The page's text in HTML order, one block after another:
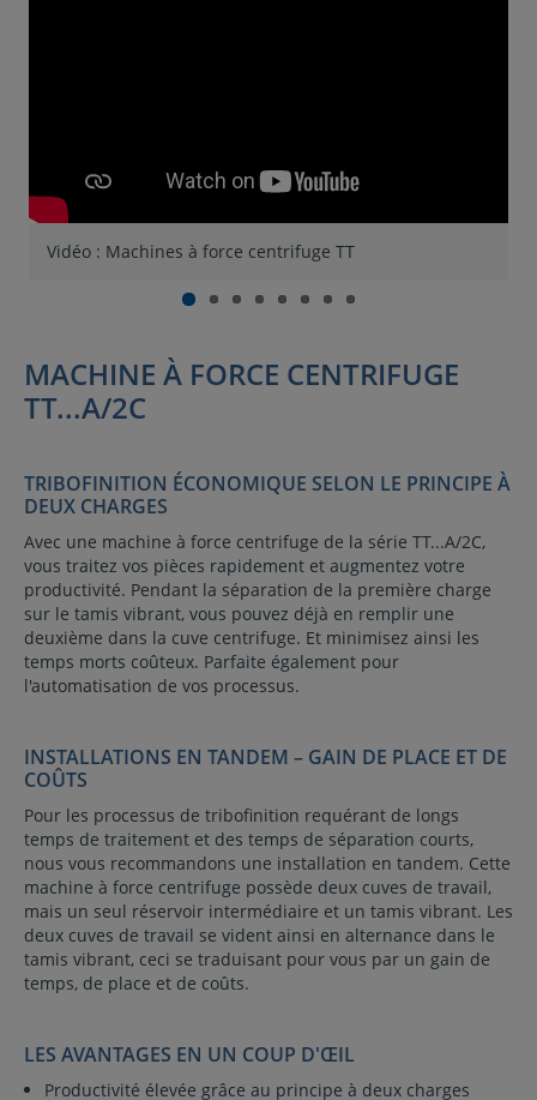
Vidéo : Machines à force centrifuge TT
MACHINE À FORCE CENTRIFUGE
TT...A/2C
TRIBOFINITION ÉCONOMIQUE SELON LE PRINCIPE À
DEUX CHARGES
Avec une machine à force centrifuge de la série TT...A/2C,
vous traitez vos pièces rapidement et augmentez votre
productivité. Pendant la séparation de la première charge
sur le tamis vibrant, vous pouvez déjà en remplir une
deuxième dans la cuve centrifuge. Et minimisez ainsi les
temps morts coûteux. Parfaite également pour
l'automatisation de vos processus.
INSTALLATIONS EN TANDEM – GAIN DE PLACE ET DE
COÛTS
Pour les processus de tribofinition requérant de longs
temps de traitement et des temps de séparation courts,
nous vous recommandons une installation en tandem. Cette
machine à force centrifuge possède deux cuves de travail,
mais un seul réservoir intermédiaire et un tamis vibrant. Les
deux cuves de travail se vident ainsi en alternance dans le
tamis vibrant, ceci se traduisant pour vous par un gain de
temps, de place et de coûts.
LES AVANTAGES EN UN COUP D'ŒIL
Productivité élevée grâce au principe à deux charges